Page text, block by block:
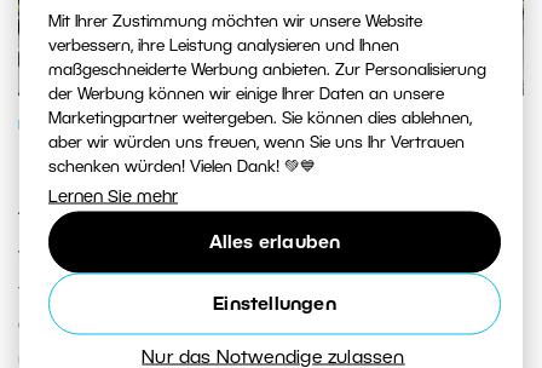
Mit Ihrer Zustimmung möchten wir unsere Website
verbessern, ihre Leistung analysieren und Ihnen
maßgeschneiderte Werbung anbieten. Zur Personalisierung
der Werbung können wir einige Ihrer Daten an unsere
Marketingpartner weitergeben. Sie können dies ablehnen,
aber wir würden uns freuen, wenn Sie uns Ihr Vertrauen
schenken würden! Vielen Dank! 💚💙
Lernen Sie mehr
Alles erlauben
Einstellungen
Nur das Notwendige zulassen
FOTOGENRES
Fotografieren von städtischer
Architektur
Vermutlich war jeder von uns schon einmal in einer
fremden Stadt. Je exotischer, desto mehr sind wir von
etwas fasziniert, sei es ein vertrautes Wahrzeichen, eine
malerische kleine Gasse oder eine gewöhnliche Straße,